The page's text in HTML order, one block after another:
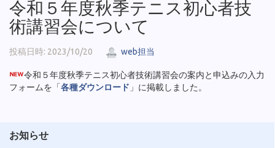
令和５年度秋季テニス初心者技
術講習会について
投稿日時: 2023/10/20 web担当
令和５年度秋季テニス初心者技術講習会の案内と申込みの入力
フォームを「各種ダウンロード 」に掲載しました。
お知らせ